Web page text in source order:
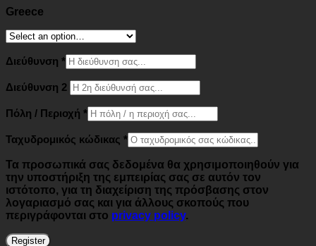
Greece
Διεύθυνση *
Διεύθυνση 2
Πόλη / Περιοχή *
Ταχυδρομικός κώδικας *
Τα προσωπικά σας δεδομένα θα χρησιμοποιηθούν για
την υποστήριξη της εμπειρίας σας σε αυτόν τον
ιστότοπο, για τη διαχείριση της πρόσβασης στον
λογαριασμό σας και για άλλους σκοπούς που
περιγράφονται στο privacy policy.
Register